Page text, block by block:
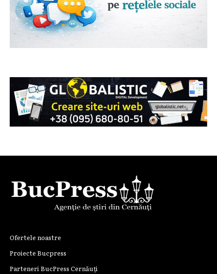
Ofertele noastre
Proiecte Bucpress
Parteneri BucPress Cernăuți